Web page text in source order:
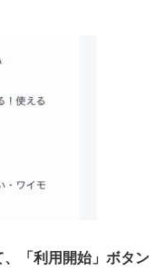
「利用開始」ボタン